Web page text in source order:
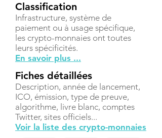
Classification
Infrastructure, système de
paiement ou à usage spécifique,
les crypto-monnaies ont toutes
leurs spécificités.
En savoir plus ...
Fiches détaillées
Description, année de lancement,
ICO, émission, type de preuve,
algorithme, livre blanc, comptes
Twitter, sites officiels...
Voir la liste des crypto-monnaies